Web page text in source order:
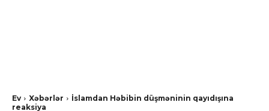
Ev Xəbərlər
İslamdan Həbibin düşməninin qayıdışına
reaksiya